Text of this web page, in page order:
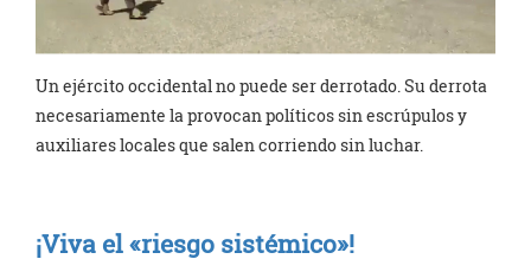
Un ejército occidental no puede ser derrotado. Su derrota
necesariamente la provocan políticos sin escrúpulos y
auxiliares locales que salen corriendo sin luchar.
¡Viva el «riesgo sistémico»!